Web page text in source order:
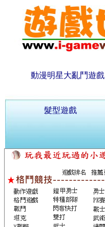
動漫明星大亂鬥遊戲
髮型遊戲